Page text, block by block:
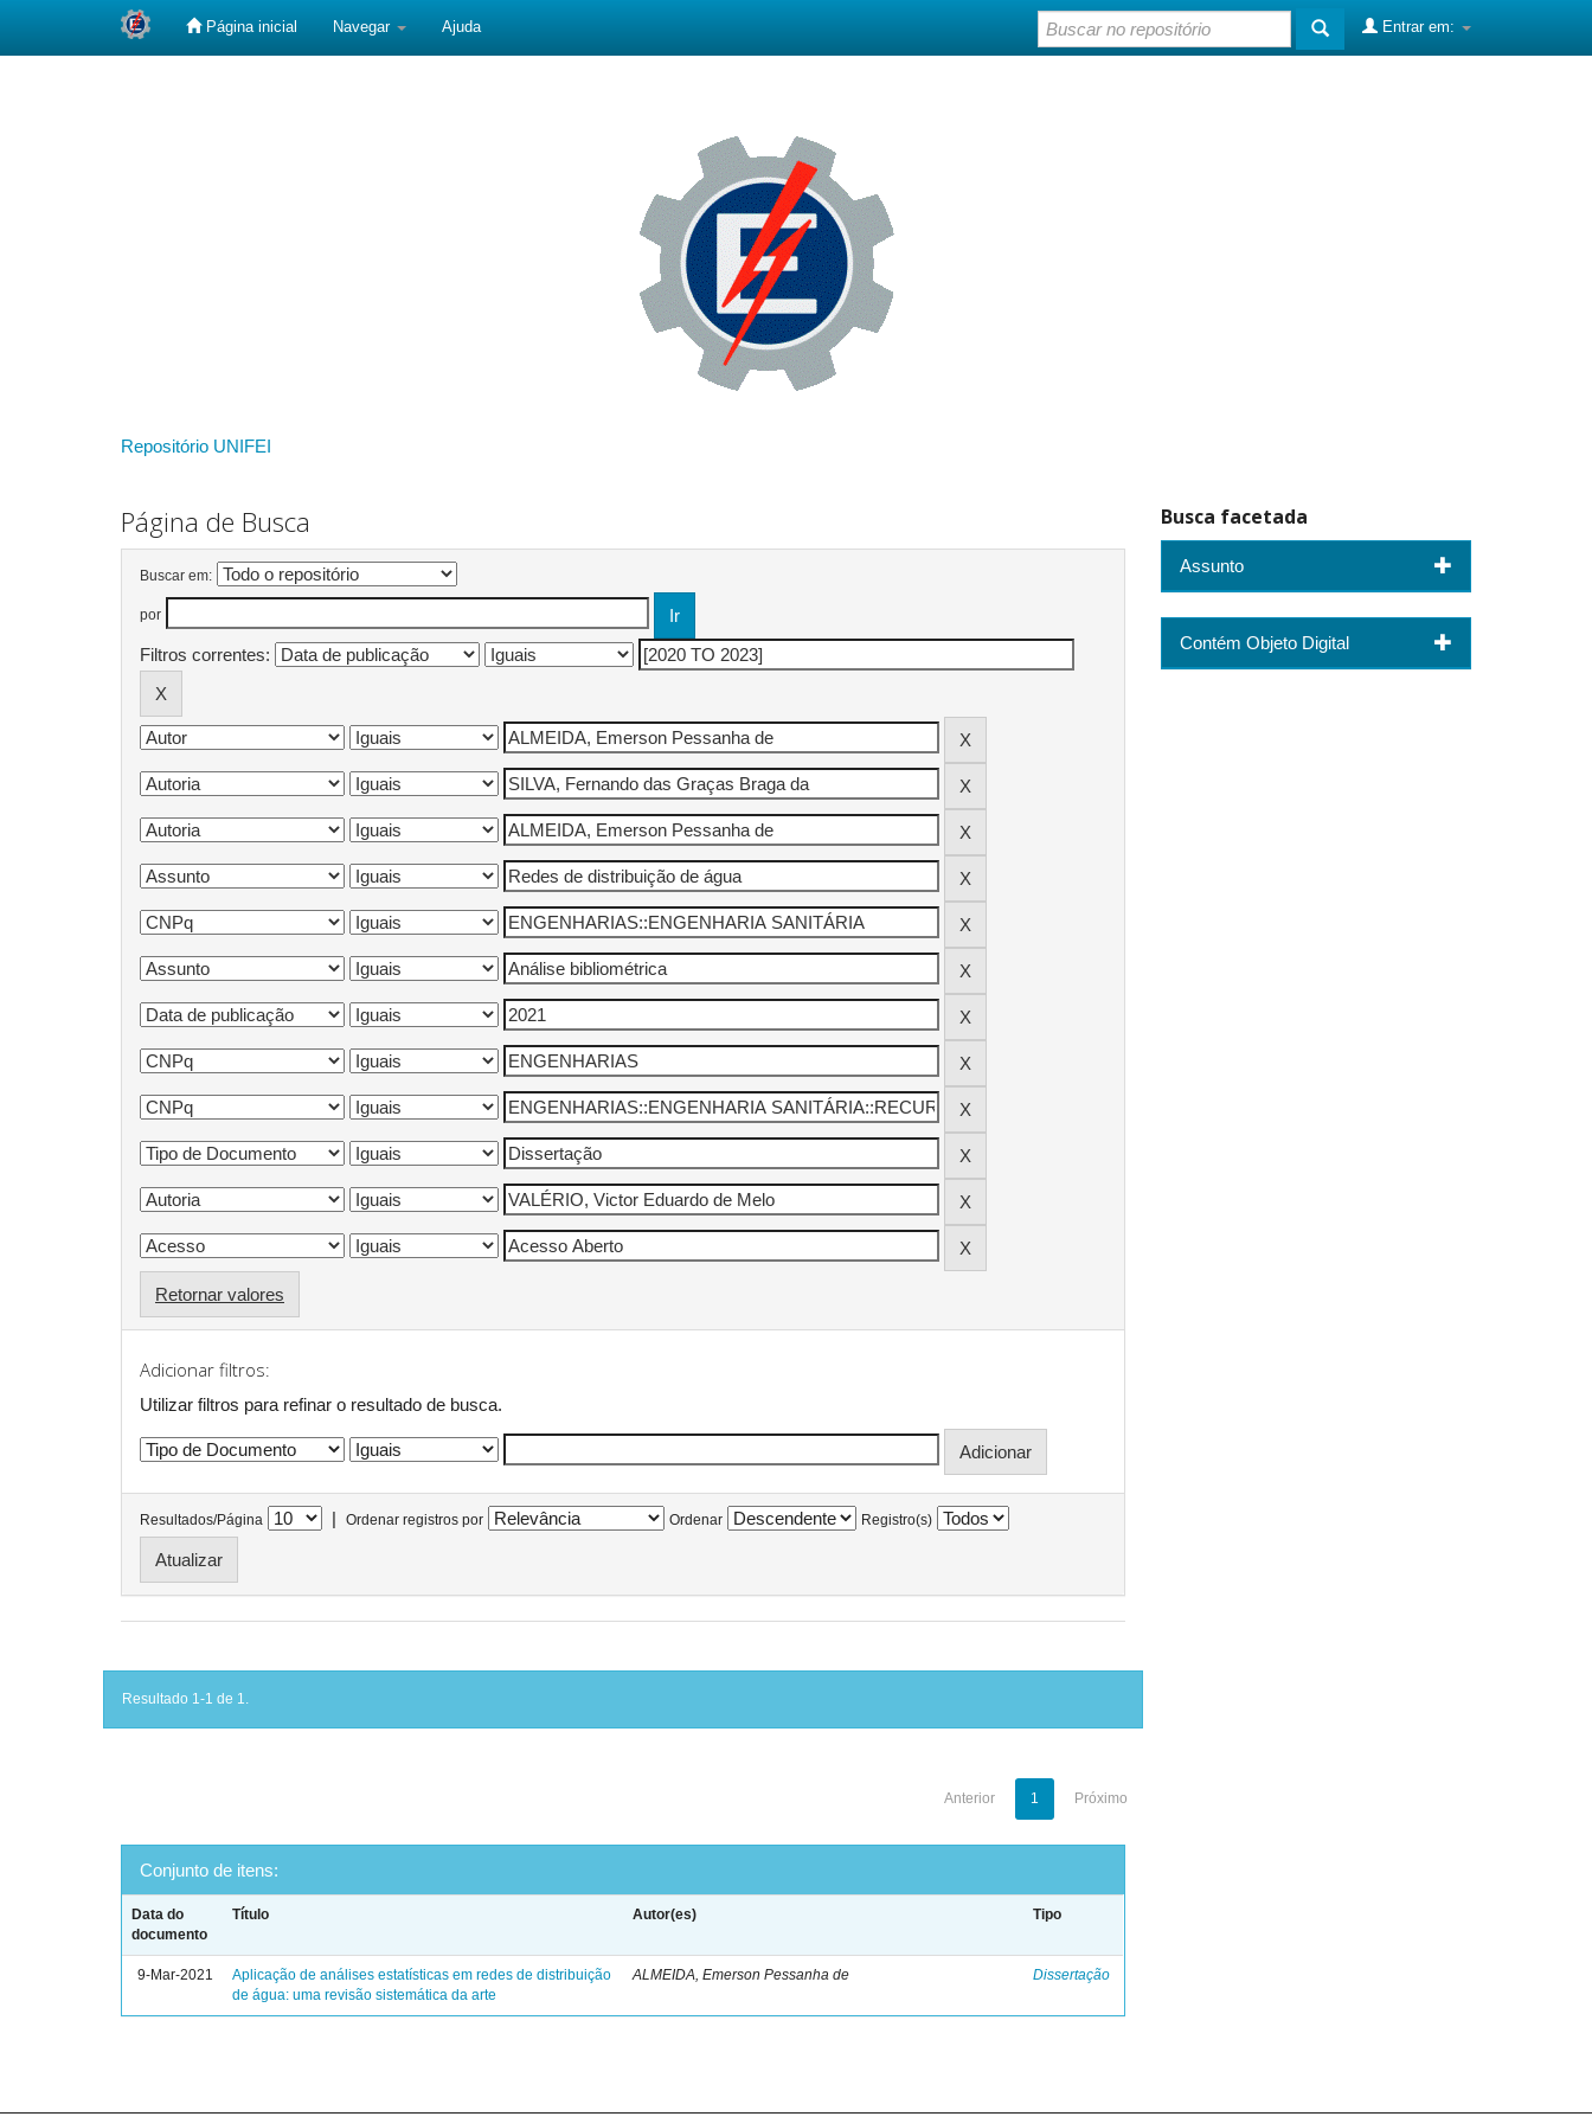
Página inicial Navegar Ajuda Entrar em:
Repositório UNIFEI
Página de Busca
Buscar em:
por
Filtros correntes:
Retornar valores
Adicionar filtros:
Utilizar filtros para refinar o resultado de busca.
Resultados/Página | Ordenar registros por Ordenar Registro(s)
Resultado 1-1 de 1.
Anterior 1 Próximo
Conjunto de itens:
Data do
documento
Título Autor(es) Tipo
9-Mar-2021
Aplicação de análises estatísticas em redes de distribuição
de água: uma revisão sistemática da arte
ALMEIDA, Emerson Pessanha de Dissertação
Busca facetada
Assunto
Contém Objeto Digital